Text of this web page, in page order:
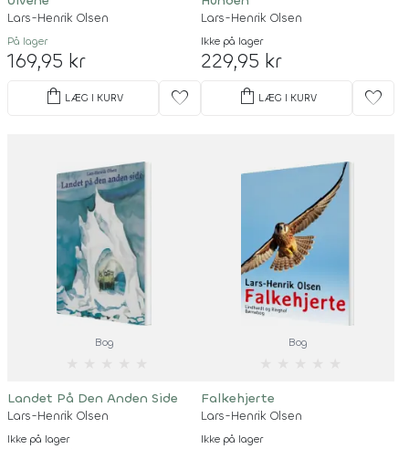
Lars-Henrik Olsen
På lager
169,95 kr
shopping_bag LÆG I KURV favorite
Lars-Henrik Olsen
Ikke på lager
229,95 kr
shopping_bag LÆG I KURV favorite
Bog
Landet På Den Anden Side
Lars-Henrik Olsen
Ikke på lager
Bog
Falkehjerte
Lars-Henrik Olsen
Ikke på lager